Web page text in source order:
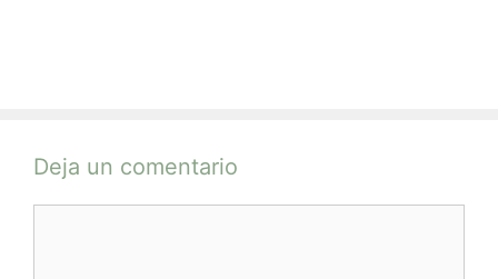
Deja un comentario